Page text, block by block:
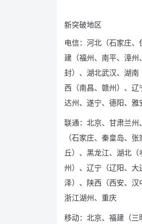
新突破地区
电信：河北（石家庄
建（福州、南平、漳
封）、湖北武汉、湖
西（南昌、赣州）、
达州、遂宁、德阳、
联通：北京、甘肃兰
（石家庄、秦皇岛、
丘）、黑龙江、湖北
州）、辽宁（辽阳、
泽）、陕西（西安、
浙江湖州、重庆
移动：北京、福建（